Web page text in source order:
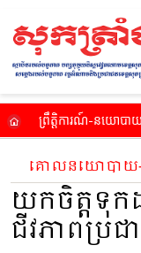
ព្រឹត្តិការណ៍​-នយោបា
អានកាសែតបោះពុម្ព
គោល​នយោបាយ​-
យកចិត្តទុ
ជីវភាពប្រជ